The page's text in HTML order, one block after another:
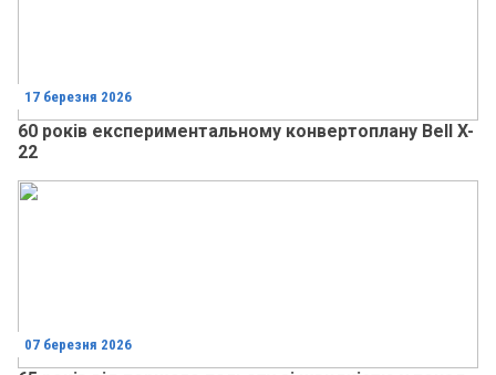
17 березня 2026
60 років експериментальному конвертоплану Bell X-
22
07 березня 2026